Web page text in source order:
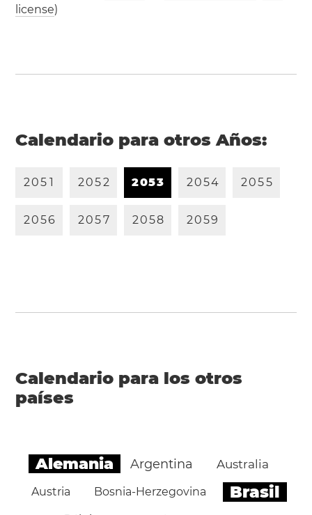
license)
Calendario para otros Años:
205 1 2052 2053 2054 2055
2056 2057 2058 2059
Calendario para los otros
países
Alemania Argentina Australia
Austria Bosnia-Herzegovina Brasil